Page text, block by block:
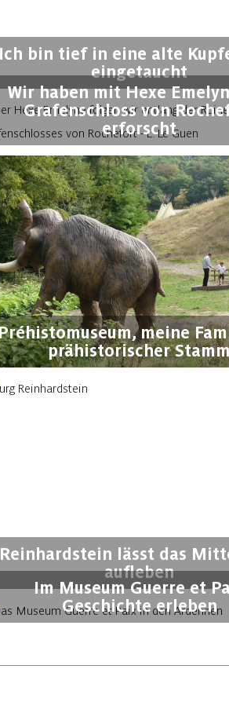
Ich bin tief in eine alte
eingetaucht
Wir haben mit Hexe
Grafenschloss von
erforscht
meine
prähistorischer
Reinhardstein lässt das
aufleben
Im Museum Guerre et
Geschichte erleben